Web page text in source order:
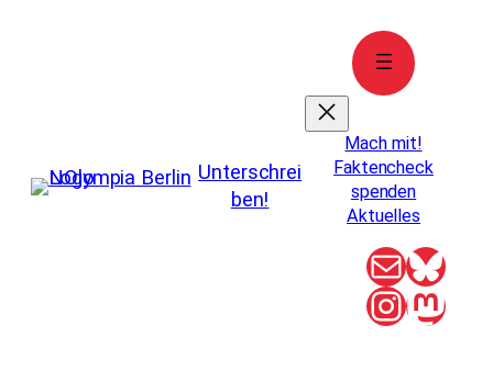
Unterschrei
ben!
Mach mit!
Faktencheck
spenden
Aktuelles
E-Mail